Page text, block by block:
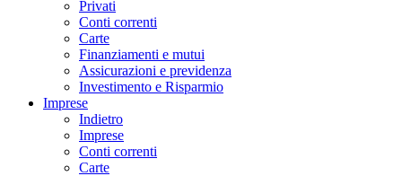
Privati
Conti correnti
Carte
Finanziamenti e mutui
Assicurazioni e previdenza
Investimento e Risparmio
Imprese
Indietro
Imprese
Conti correnti
Carte